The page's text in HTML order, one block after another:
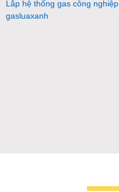
Lắp hệ thống gas công nghiệp
gasluaxanh